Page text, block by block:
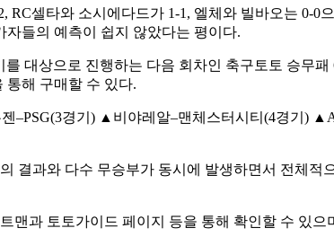
셀타와 소시에다드가 1-1, 엘체와 빌바오는 0-
들의 예측이 쉽지 않았다는 평이다.
대상으로 진행하는 다음 회차인 축구토토 승무
통해 구매할 수 있다.
경기) ▲비야레알–맨체스터시티(4경기)
결과와 다수 무승부가 동시에 발생하면서 전체
맨과 토토가이드 페이지 등을 통해 확인할 수 있